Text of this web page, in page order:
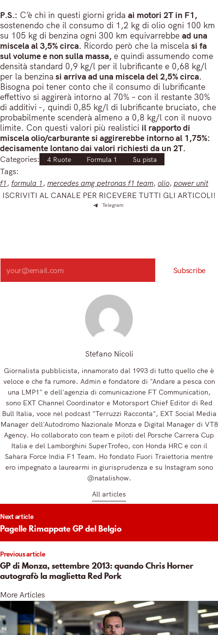
P.S.: C’è chi in questi giorni grida ai motori 2T in F1,
sostenendo che il consumo di 1,2 kg di olio ogni 100 km
su 105 kg di benzina ogni 300 km equivarrebbe ad una
miscela al 3,5% circa. Ricordo però che la miscela si fa
sul volume e non sulla massa, e quindi assumendo come
densità standard 0,9 kg/l per il lubrificante e 0,68 kg/l
per la benzina si arriva ad una miscela del 2,5% circa.
Bisogna poi tener conto che il consumo di lubrificante
effettivo si aggirerà intorno al 70% – con il restante 30%
di additivi -, quindi 0,85 kg/l di lubrificante bruciato, che
probabilmente scenderà almeno a 0,8 kg/l con il nuovo
limite. Con questi valori più realistici il rapporto di
miscela olio/carburante si aggirerebbe intorno al 1,75%:
decisamente lontano dai valori richiesti da un 2T.
Categories: 4 Ruote Formula 1 Su pista
Tags:
f1 , formula 1 , mercedes amg petronas f1 team, olio, power unit
ISCRIVITI AL CANALE PER RICEVERE TUTTI GLI ARTICOLI!
Telegram
Search
Subscribe
Stefano Nicoli
Giornalista pubblicista, innamorato dal 1993 di tutto quello che è
veloce e che fa rumore. Admin e fondatore di "Andare a pesca con
una LMP1" e dell'agenzia di comunicazione FT Communication,
sono EXT Channel Coordinator e Motorsport Chief Editor di Red
Bull Italia, voce nel podcast "Terruzzi Racconta", EXT Social Media
Manager dell'Autodromo Nazionale Monza e Digital Manager di VT8
Agency. Ho collaborato con team e piloti del Porsche Carrera Cup
Italia e del Lamborghini SuperTrofeo, con Honda HRC e con il
Sahara Force India F1 Team. Ho fondato Fuori Traiettoria mentre
ero impegnato a laurearmi in giurisprudenza e su Instagram sono
@natalishow.
All articles
Previous article
GP di Monza, settembre 2013: quando Chris Horner
autografò la maglietta Red Pork
Next article
Pagelle Rimappate GP del Belgio
More Articles